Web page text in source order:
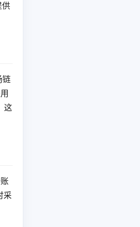
供
链
这
采